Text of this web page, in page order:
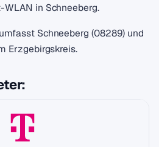
in Schneeberg.
Schneeberg (08289) und
Erzgebirgskreis.